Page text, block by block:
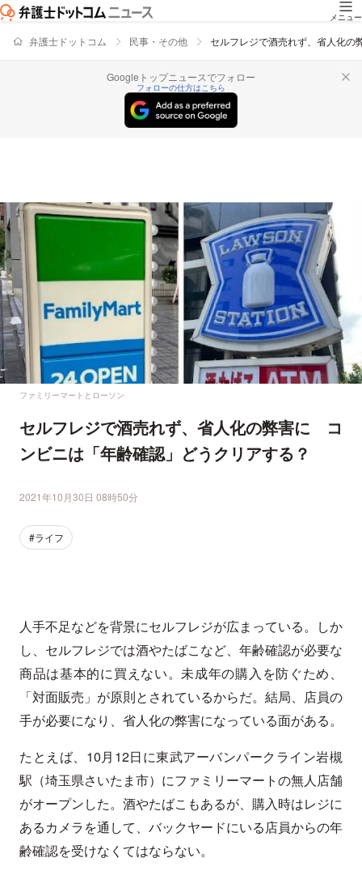
メニュー
弁護士ドットコム 民事・その他 セルフレジで酒売れず、省人化
Googleトップニュースでフォロー
フォローの仕方はこちら
ファミリーマートとローソン
セルフレジで酒売れず、省人化の弊害に コ
ンビニは「年齢確認」どうクリアする？
2021年10月30日 08時50分
#ライフ
人手不足などを背景にセルフレジが広まっている。しか
し、セルフレジでは酒やたばこなど、年齢確認が必要な
商品は基本的に買えない。未成年の購入を防ぐため、
「対面販売」が原則とされているからだ。結局、店員の
手が必要になり、省人化の弊害になっている面がある。
たとえば、10月12日に東武アーバンパークライン岩槻
駅（埼玉県さいたま市）にファミリーマートの無人店舗
がオープンした。酒やたばこもあるが、購入時はレジに
あるカメラを通して、バックヤードにいる店員からの年
齢確認を受けなくてはならない。